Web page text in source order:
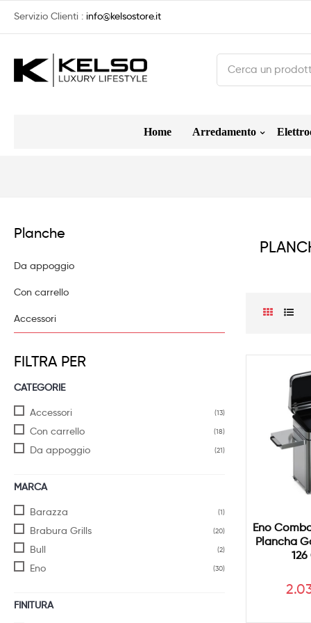
Servizio Clienti : info@kelsostore.it
Home Arredamento
Planche
Da appoggio
Con carrello
Accessori
FILTRA PER
CATEGORIE
Accessori
(13)
Con carrello (18)
Da appoggio (21)
MARCA
Barazza
(1)
Brabura Grills (20)
Bull (2)
Eno (30)
FINITURA
Eno
Plancha